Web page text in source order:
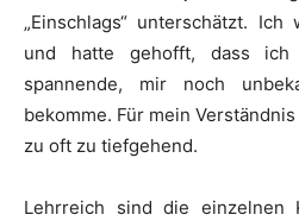
„Einschlags“ unterschätzt. Ich
und hatte gehofft, dass ich
spannende, mir noch
bekomme. Für mein
zu oft zu tiefgehend.
Lehrreich sind die einzelnen